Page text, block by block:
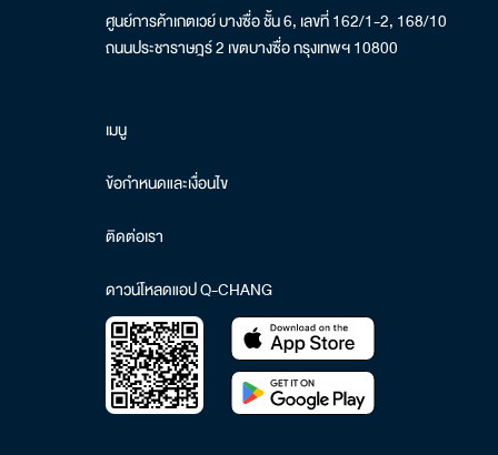
ศูนย์การค้าเกตเวย์ บางซื่อ ชั้น 6, เลขที่ 162/1-2, 168/10
ถนนประชาราษฎร์ 2 เขตบางซื่อ กรุงเทพฯ 10800
เมนู
ข้อกำหนดและเงื่อนไข
ติดต่อเรา
ดาวน์โหลดแอป Q-CHANG